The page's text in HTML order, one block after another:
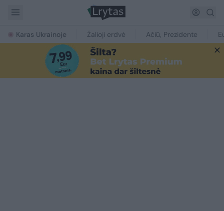
Karas Ukrainoje Žalioji erdvė Ačiū, Prezidente